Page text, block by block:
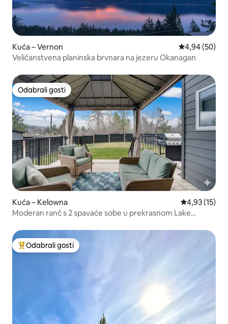
Kuća – Vernon Prosječna
4,94 (50)
Veličanstvena planinska brvnara na jezeru Okanagan
Odabrali gosti
Odabrali gosti
Kuća – Kelowna Prosječna
4,93 (15)
Moderan ranč s 2 spavaće sobe u prekrasnom Lake
Među najviše rangiranima s oznakom „Odabrali gosti”
Odabrali gosti